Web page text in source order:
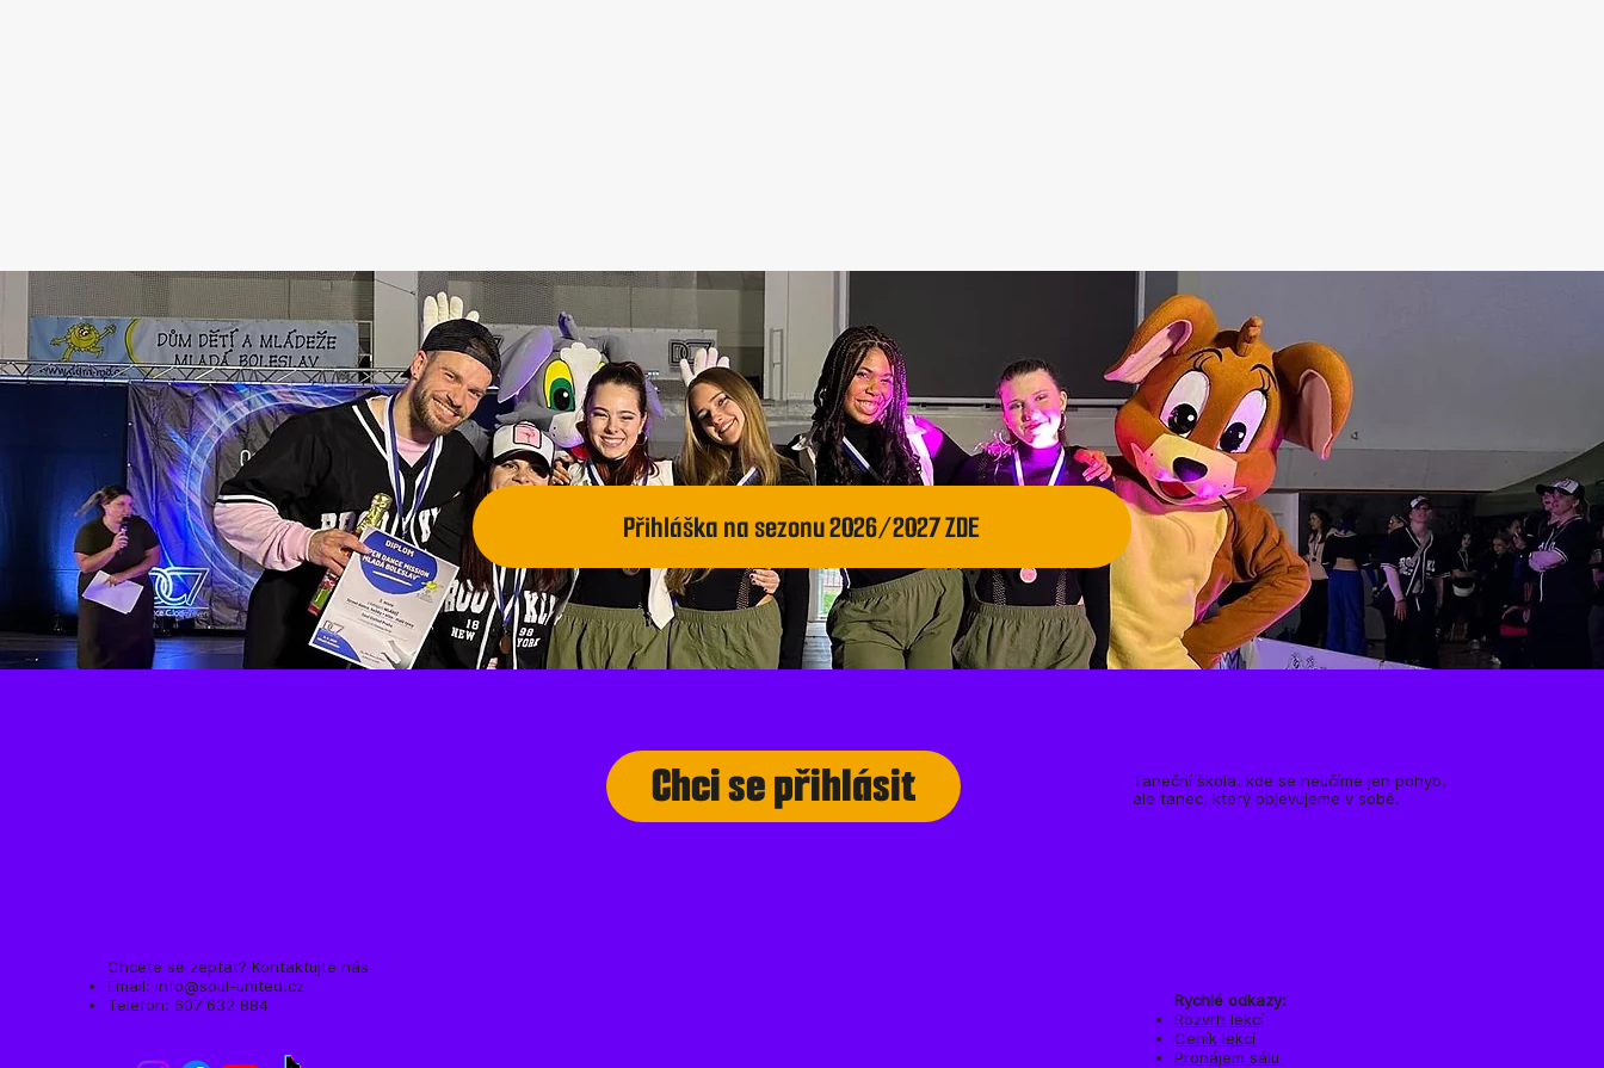
Přihláška na sezonu 2026/2027 ZDE
Chci se přihlásit
Taneční škola, kde se neučíme jen pohyb,
ale tanec, který objevujeme v sobě.
Chcete se zeptat? Kontaktujte nás
Email:info@soul-united.cz
Telefon: 607 632 884
Rychlé odkazy:​​
Rozvrh lekcí
Ceník lekcí
Pronájem sálu